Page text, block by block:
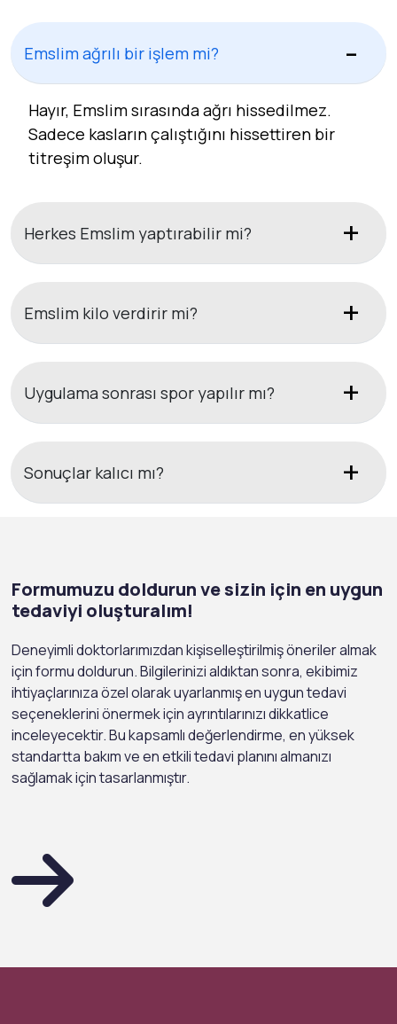
Emslim ağrılı bir işlem mi?
Hayır, Emslim sırasında ağrı hissedilmez.
Sadece kasların çalıştığını hissettiren bir
titreşim oluşur.
Herkes Emslim yaptırabilir mi?
Emslim kilo verdirir mi?
Uygulama sonrası spor yapılır mı?
Sonuçlar kalıcı mı?
Formumuzu doldurun ve sizin için en uygun
tedaviyi oluşturalım!
Deneyimli doktorlarımızdan kişiselleştirilmiş öneriler almak
için formu doldurun. Bilgilerinizi aldıktan sonra, ekibimiz
ihtiyaçlarınıza özel olarak uyarlanmış en uygun tedavi
seçeneklerini önermek için ayrıntılarınızı dikkatlice
inceleyecektir. Bu kapsamlı değerlendirme, en yüksek
standartta bakım ve en etkili tedavi planını almanızı
sağlamak için tasarlanmıştır.